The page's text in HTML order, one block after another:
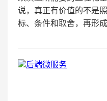
说，真正有价值的不是
标、条件和取舍，再形